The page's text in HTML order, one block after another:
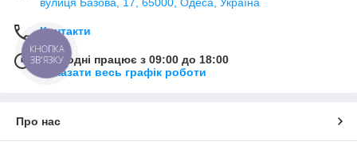
вулиця Базова, 17, 65000, Одеса, Україна
Контакти
Сьогодні працює з 09:00 до 18:00
Показати весь графік роботи
Про нас
КНОПКА
ЗВ'ЯЗКУ